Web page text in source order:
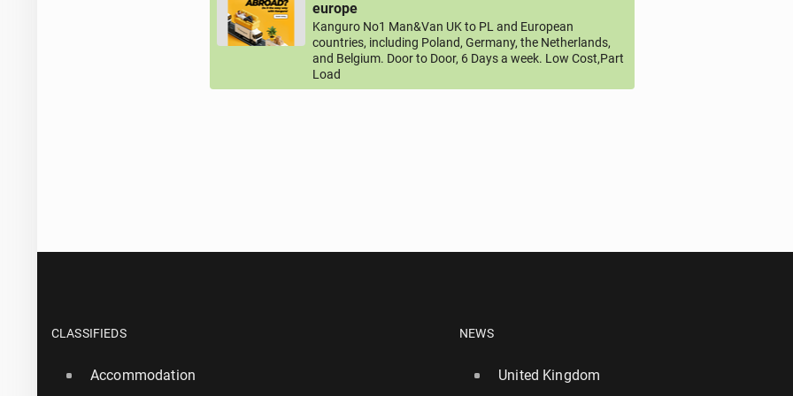
europe
Kanguro No1 Man&Van UK to PL and European
countries, including Poland, Germany, the Netherlands,
and Belgium. Door to Door, 6 Days a week. Low Cost,Part
Load
CLASSIFIEDS
Accommodation
NEWS
United Kingdom